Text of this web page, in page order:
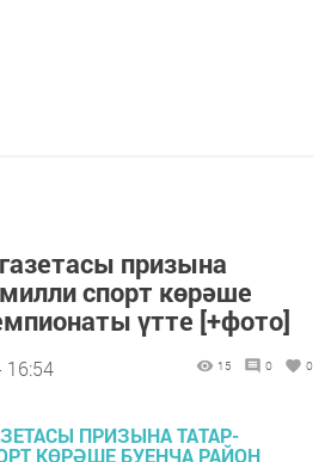
призына
спорт көрәше
үтте [+фото]
16:54 15 0 0